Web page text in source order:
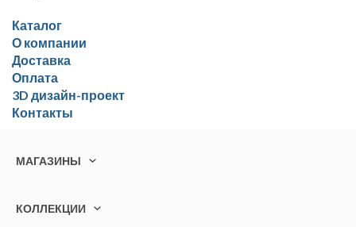
Каталог
О компании
Доставка
Оплата
3D дизайн-проект
Контакты
МАГАЗИНЫ
КОЛЛЕКЦИИ